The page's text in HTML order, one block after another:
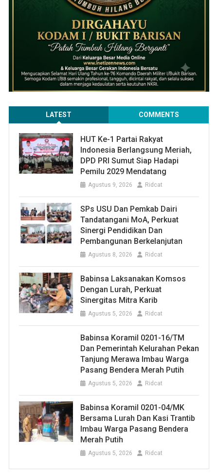
LATEST COMMENTS
HUT Ke-1 Partai Rakyat
Indonesia Berlangsung Meriah,
DPD PRI Sumut Siap Hadapi
Pemilu 2029 Mendatang
Agustus 9, 2026 Ridcat
SPs USU Dan Pemkab Dairi
Tandatangani MoA, Perkuat
Sinergi Pendidikan Dan
Pembangunan Berkelanjutan
Agustus 8, 2026 Ridcat
Babinsa Laksanakan Komsos
Dengan Lurah, Perkuat
Sinergitas Mitra Karib
Agustus 5, 2026 Ridcat
Babinsa Koramil 0201-16/TM
Dan Pemerintah Kelurahan Pekan
Tanjung Merawa Imbau Warga
Pasang Bendera Merah Putih
Agustus 5, 2026 Ridcat
Babinsa Koramil 0201-04/MK
Bersama Lurah Dan Kasi Trantib
Imbau Warga Pasang Bendera
Merah Putih
Agustus 5, 2026 Ridcat